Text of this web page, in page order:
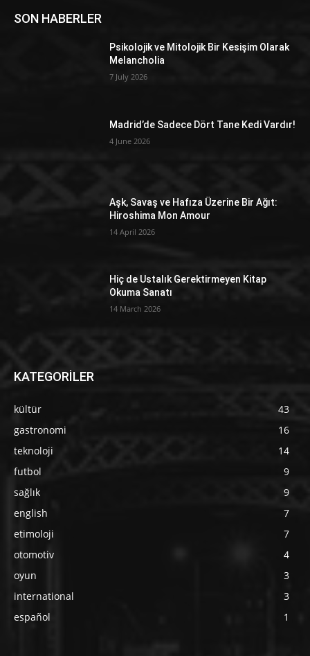
SON HABERLER
Psikolojik ve Mitolojik Bir Kesişim Olarak
Melancholia
7 July 2026
Madrid’de Sadece Dört Tane Kedi Vardır!
4 June 2026
Aşk, Savaş ve Hafıza Üzerine Bir Ağıt:
Hiroshima Mon Amour
14 April 2026
Hiç de Ustalık Gerektirmeyen Kitap
Okuma Sanatı
14 March 2026
KATEGORİLER
kültür
43
gastronomi
16
teknoloji
14
futbol
9
sağlık
9
english
7
etimoloji
7
otomotiv
4
oyun
3
international
3
español
1